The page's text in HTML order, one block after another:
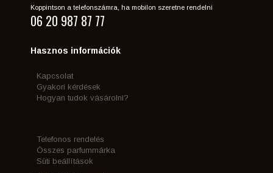
Koppintson a telefonszámra, ha mobilon szeretne rendelni
06 20 987 87 77
Hasznos információk
Kapcsolat
Gyakori kérdések
Hogyan tudok vásárolni?
Telefonos rendelés
Összes parfummárka
Süti beállítások